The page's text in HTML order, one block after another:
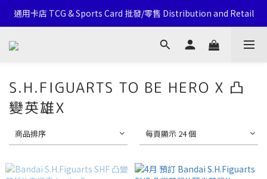
通用卡店 TCG & Sports Card 批發/零售 Distribution and Retail
通用卡店 TCG & Sports Card 批發/零售 Distribution and Retail
Click Here To Follow Our Social Media
通用卡店 TCG & Sports Card 批發/零售 Distribution and Retail
S.H.FIGUARTS TO BE HERO X 凸
變英雄X
商品排序 每頁顯示 24 個